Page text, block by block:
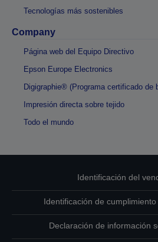
Tecnologías más sostenibles
Company
Página web del Equipo Directivo
Epson Europe Electronics
Digigraphie® (Programa certificado de
Impresión directa sobre tejido
Todo el mundo
Identificación del
Identificación de
Declaración de información